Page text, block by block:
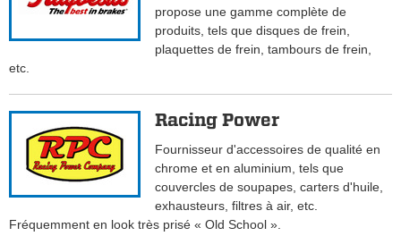
propose une gamme complète de
produits, tels que disques de frein,
plaquettes de frein, tambours de frein,
etc.
Racing Power
Fournisseur d'accessoires de qualité en
chrome et en aluminium, tels que
couvercles de soupapes, carters d'huile,
exhausteurs, filtres à air, etc.
Fréquemment en look très prisé « Old School ».